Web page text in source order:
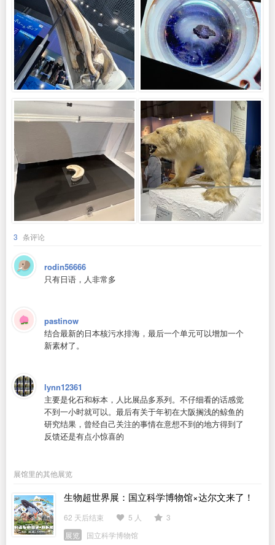
3 条评论
rodin56666
只有日语，人非常多
pastinow
结合最新的日本核污水排海，最后一个单元可以增加一个
新素材了。
lynn12361
主要是化石和标本，人比展品多系列。不仔细看的话感觉
不到一小时就可以。最后有关于年初在大阪搁浅的鲸鱼的
研究结果，曾经自己关注的事情在意想不到的地方得到了
反馈还是有点小惊喜的
展馆里的其他展览
生物超世界展：国立科学博物馆×达尔文来了！
62 天后结束 5 人
3
展览
国立科学博物馆